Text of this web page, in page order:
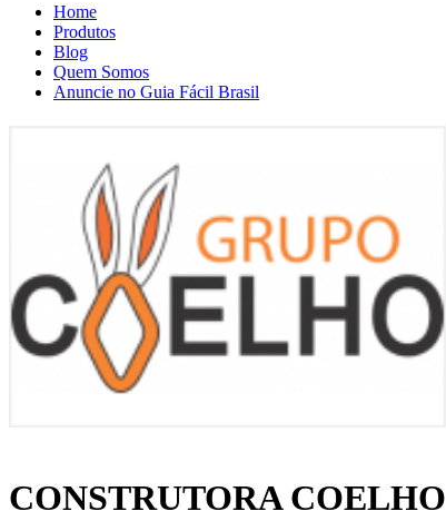
Home
Produtos
Blog
Quem Somos
Anuncie no Guia Fácil Brasil
CONSTRUTORA COELHO